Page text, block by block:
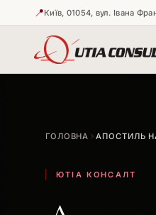
📍Київ, 01054, вул. Івана
ГОЛОВНА АПОСТИЛЬ
ЮТІА КОНСАЛТ